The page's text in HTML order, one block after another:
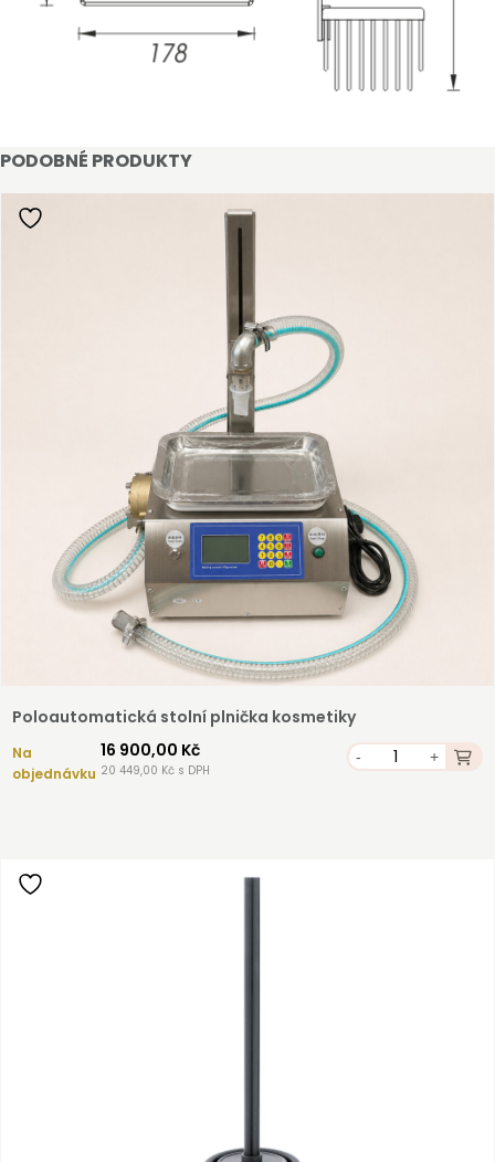
PODOBNÉ PRODUKTY
Poloautomatická stolní plnička kosmetiky
Na
objednávku
16 900,00 Kč
20 449,00 Kč s DPH
- +
STAŇTE SE KLIENTEM
Stát se klientem velkoobchodu Bohéme Collection
je jednoduché, stačí podnikat a mít platné IČO.
Kromě snadnějšího procesu objednávek můžete
získat slevy až do výše 25 % v závislosti na velikosti